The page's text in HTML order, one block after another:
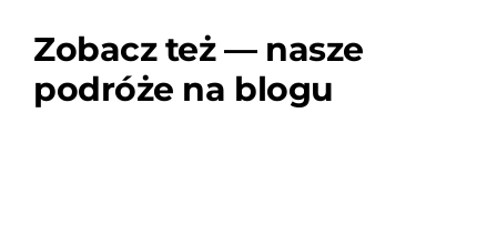
Zobacz też — nasze
podróże na blogu